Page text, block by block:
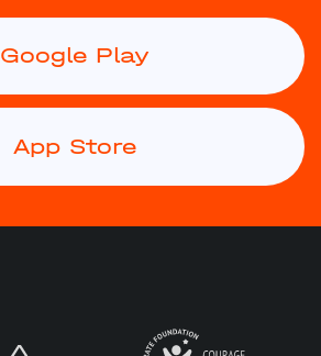
Google Play
App Store